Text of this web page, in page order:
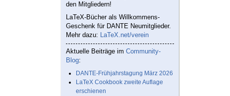
den Mitgliedern!
LaTeX-Bücher als Willkommens-
Geschenk für DANTE Neumitglieder.
Mehr dazu: LaTeX.net/verein
Aktuelle Beiträge im Community-
Blog:
DANTE-Frühjahrstagung März 2026
LaTeX Cookbook zweite Auflage
erschienen